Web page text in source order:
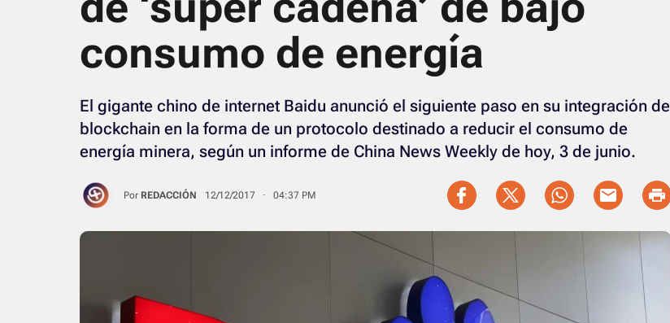
consumo de energía
El gigante chino de internet Baidu anunció el siguiente paso en su integración de
blockchain en la forma de un protocolo destinado a reducir el consumo de
energía minera, según un informe de China News Weekly de hoy, 3 de junio.
Por REDACCIÓN 12/12/2017 · 04:37 PM